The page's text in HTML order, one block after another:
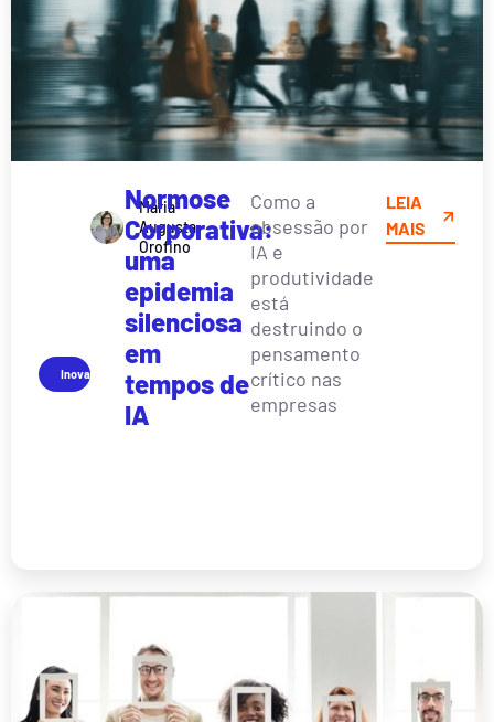
Inovação
Maria
Augusta
Orofino
Normose
Corporativa:
uma
epidemia
silenciosa
em
tempos de
IA
Como a
obsessão por
IA e
produtividade
está
destruindo o
pensamento
crítico nas
empresas
LEIA
MAIS